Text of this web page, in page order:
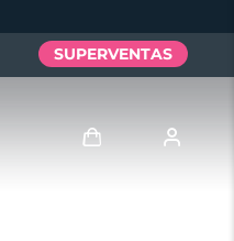
SUPERVENTAS